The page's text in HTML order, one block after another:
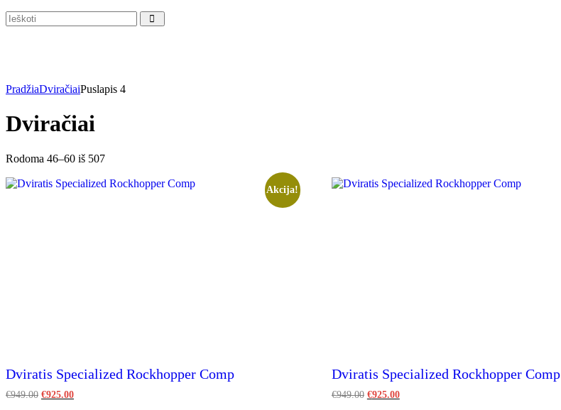
PradžiaDviračiaiPuslapis 4
Dviračiai
Rodoma 46–60 iš 507Rūšiuojama
naujausią
Akcija!
Dviratis Specialized Rockhopper Comp
€949.00 Original
€925.00Current
Dviratis Specialized Rockhopper Comp
€949.00 Original
€925.00Current